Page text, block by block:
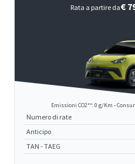
Rata a partire da€
Emissioni CO2**: 0 g/Km -
Numero di rate
Anticipo
TAN - TAEG